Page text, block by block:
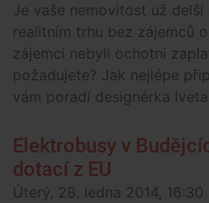
Je vaše nemovitost už delší
realitním trhu bez zájemců
zájemci nebyli ochotni
požadujete? Jak nejlépe
vám poradí designérka
Elektrobusy v
dotací z EU
Úterý, 28. ledna 2014, 16:30